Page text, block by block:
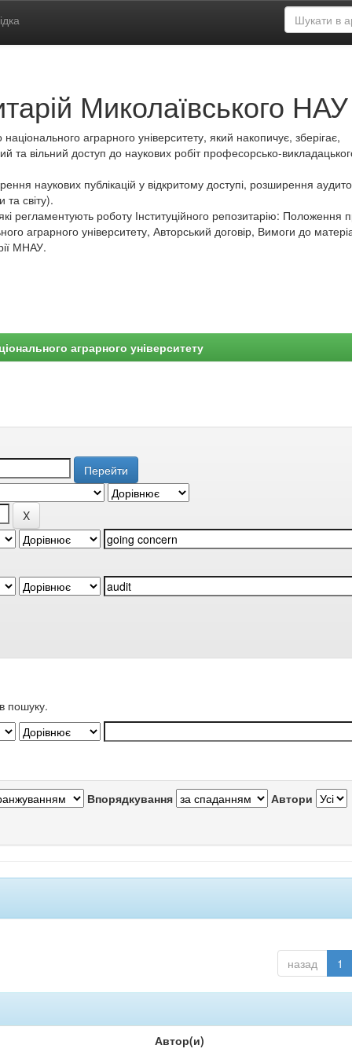
Миколаївського НАУ
аграрного університету, який накопичує, зберігає,
та вільний доступ до наукових робіт професорсько-
наукових публікацій у відкритому доступі, розширення
та світу).
регламентують роботу Інституційного репозитарію: Положення
аграрного університету, Авторський договір, Вимоги до
МНАУ.
аграрного університету
пошуку.
Впорядкування Автори
назад 1
Автор(и)